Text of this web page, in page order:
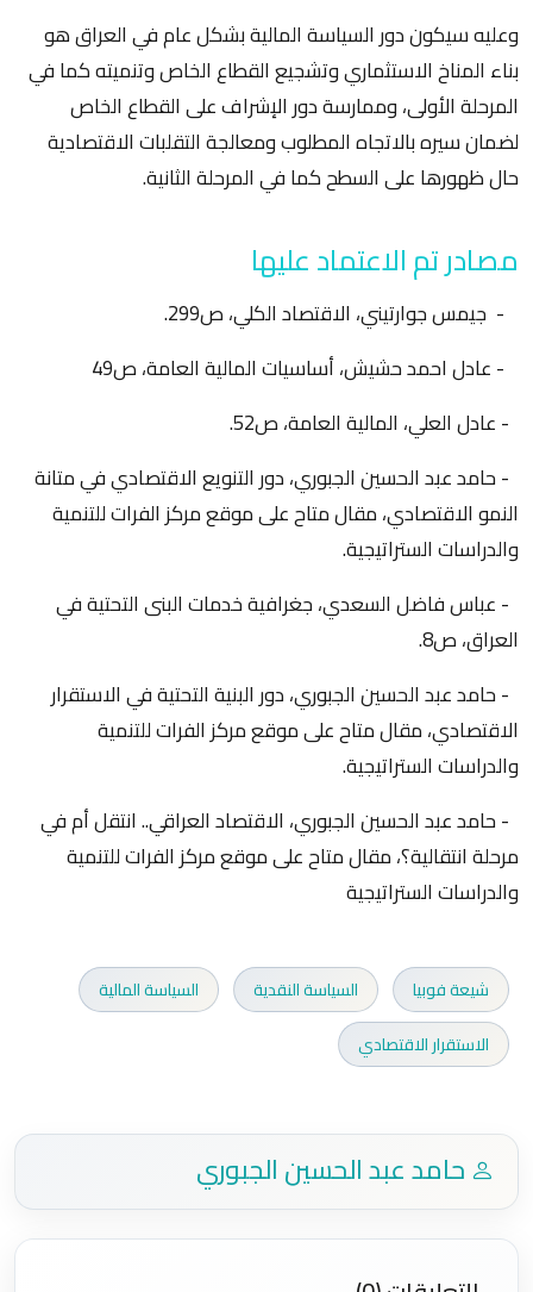
وعليه سيكون دور السياسة المالية بشكل عام في العراق هو
بناء المناخ الاستثماري وتشجيع القطاع الخاص وتنميته كما في
المرحلة الأولى، وممارسة دور الإشراف على القطاع الخاص
لضمان سيره بالاتجاه المطلوب ومعالجة التقلبات الاقتصادية
حال ظهورها على السطح كما في المرحلة الثانية.
مصادر تم الاعتماد عليها
- جيمس جوارتيني، الاقتصاد الكلي، ص299.
- عادل احمد حشيش، أساسيات المالية العامة، ص49
- عادل العلي، المالية العامة، ص52.
- حامد عبد الحسين الجبوري، دور التنويع الاقتصادي في متانة
النمو الاقتصادي، مقال متاح على موقع مركز الفرات للتنمية
والدراسات الستراتيجية.
- عباس فاضل السعدي، جغرافية خدمات البنى التحتية في
العراق، ص8.
- حامد عبد الحسين الجبوري، دور البنية التحتية في الاستقرار
الاقتصادي، مقال متاح على موقع مركز الفرات للتنمية
والدراسات الستراتيجية.
- حامد عبد الحسين الجبوري، الاقتصاد العراقي.. انتقل أم في
مرحلة انتقالية؟، مقال متاح على موقع مركز الفرات للتنمية
والدراسات الستراتيجية
شيعة فوبيا السياسة النقدية
السياسة المالية
الاستقرار الاقتصادي
حامد عبد الحسين الجبوري